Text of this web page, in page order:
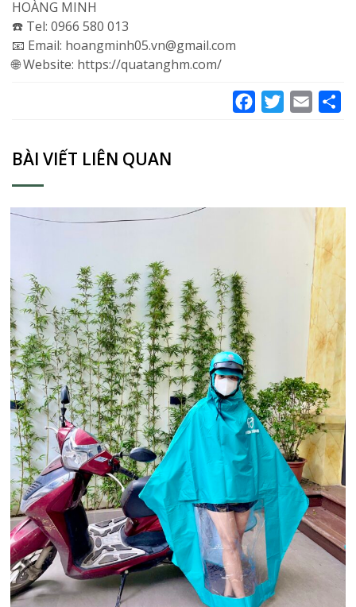
HOÀNG MINH
☎️ Tel: 0966 580 013
📧 Email: hoangminh05.vn@gmail.com
🌐 Website: https://quatanghm.com/
FacebookTwitterEmail
BÀI VIẾT LIÊN QUAN